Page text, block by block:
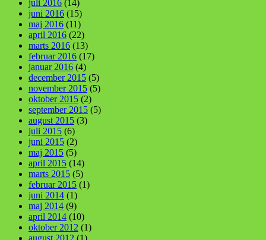
juli 2016 (14)
juni 2016 (15)
maj 2016 (11)
april 2016 (22)
marts 2016 (13)
februar 2016 (17)
januar 2016 (4)
december 2015 (5)
november 2015 (5)
oktober 2015 (2)
september 2015 (5)
august 2015 (3)
juli 2015 (6)
juni 2015 (2)
maj 2015 (5)
april 2015 (14)
marts 2015 (5)
februar 2015 (1)
juni 2014 (1)
maj 2014 (9)
april 2014 (10)
oktober 2012 (1)
august 2012 (1)